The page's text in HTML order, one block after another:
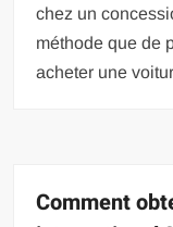
chez un
méthode que de
acheter une
Comment